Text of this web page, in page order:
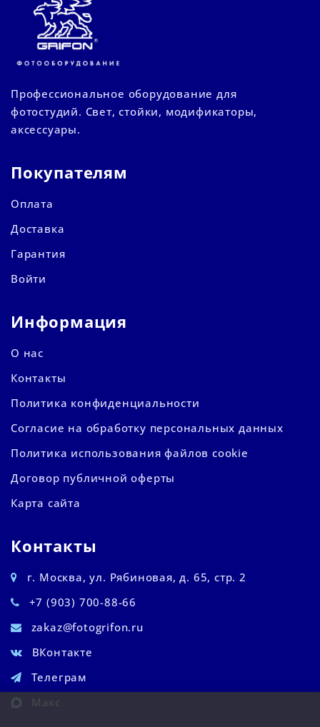
Профессиональное оборудование для
фотостудий. Свет, стойки, модификаторы,
аксессуары.
Покупателям
Оплата
Доставка
Гарантия
Войти
Информация
О нас
Контакты
Политика конфиденциальности
Согласие на обработку персональных данных
Политика использования файлов cookie
Договор публичной оферты
Карта сайта
Контакты
г. Москва, ул. Рябиновая, д. 65, стр. 2
+7 (903) 700-88-66
zakaz@fotogrifon.ru
ВКонтакте
Телеграм
Макс